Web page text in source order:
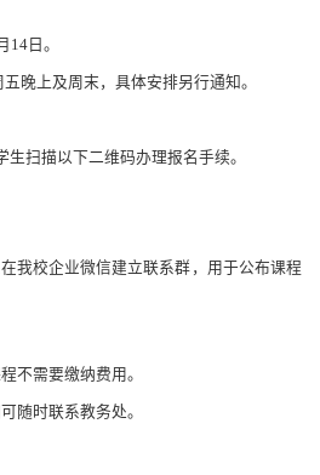
14日。
晚上及周末，具体安排另行通知。
生扫描以下二维码办理报名手续。
我校企业微信建立联系群，用于公布课程
不需要缴纳费用。
随时联系教务处。